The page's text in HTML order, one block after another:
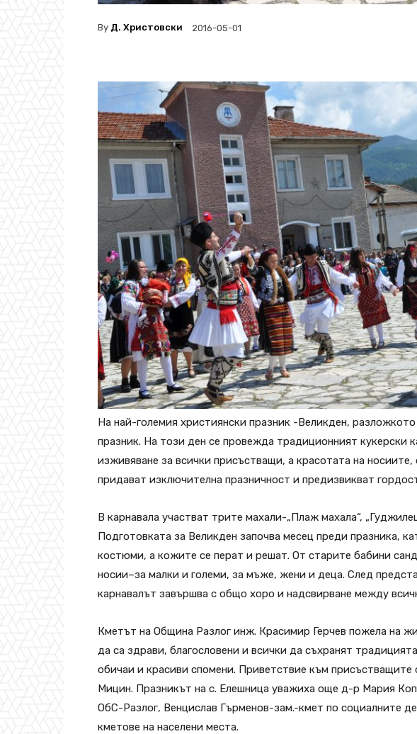
By Д. Христовски 2016-05-01
На най-големия християнски празник -Великден,
празник. На този ден се провежда традиционният кукерски
изживяване за всички присъстващи, а красотата на
придават изключителна празничност и предизвикват
В карнавала участват трите махали-„Плаж махала“,
Подготовката за Великден започва месец преди празника,
костюми, а кожите се перат и решат. От старите бабини
носии–за малки и големи, за мъже, жени и деца. След
карнавалът завършва с общо хоро и надсвирване между
Кметът на Община Разлог инж. Красимир Герчев пожела на
да са здрави, благословени и всички да съхранят
обичаи и красиви спомени. Приветствие към
Мицин. Празникът на с. Елешница уважиха още д-р Мария
ОбС-Разлог, Венцислав Гърменов-зам.-кмет по социалните
кметове на населени места.